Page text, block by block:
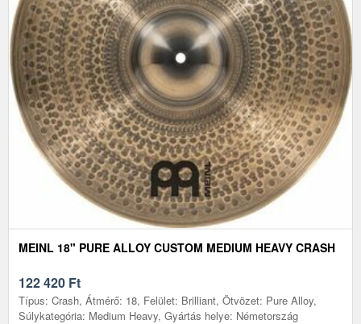
MEINL 18" PURE ALLOY CUSTOM MEDIUM HEAVY CRASH
122 420 Ft
Típus: Crash, Átmérő: 18, Felület: Brilliant, Ötvözet: Pure Alloy,
Súlykategória: Medium Heavy, Gyártás helye: Németország